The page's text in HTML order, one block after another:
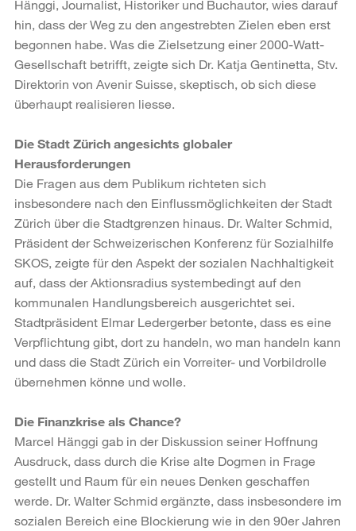
Hänggi, Journalist, Historiker und Buchautor, wies darauf
hin, dass der Weg zu den angestrebten Zielen eben erst
begonnen habe. Was die Zielsetzung einer 2000-Watt-
Gesellschaft betrifft, zeigte sich Dr. Katja Gentinetta, Stv.
Direktorin von Avenir Suisse, skeptisch, ob sich diese
überhaupt realisieren liesse.
Die Stadt Zürich angesichts globaler
Herausforderungen
Die Fragen aus dem Publikum richteten sich
insbesondere nach den Einflussmöglichkeiten der Stadt
Zürich über die Stadtgrenzen hinaus. Dr. Walter Schmid,
Präsident der Schweizerischen Konferenz für Sozialhilfe
SKOS, zeigte für den Aspekt der sozialen Nachhaltigkeit
auf, dass der Aktionsradius systembedingt auf den
kommunalen Handlungsbereich ausgerichtet sei.
Stadtpräsident Elmar Ledergerber betonte, dass es eine
Verpflichtung gibt, dort zu handeln, wo man handeln kann
und dass die Stadt Zürich ein Vorreiter- und Vorbildrolle
übernehmen könne und wolle.
Die Finanzkrise als Chance?
Marcel Hänggi gab in der Diskussion seiner Hoffnung
Ausdruck, dass durch die Krise alte Dogmen in Frage
gestellt und Raum für ein neues Denken geschaffen
werde. Dr. Walter Schmid ergänzte, dass insbesondere im
sozialen Bereich eine Blockierung wie in den 90er Jahren